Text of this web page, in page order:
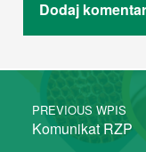
Post navigation
PREVIOUS WPIS
Komunikat RZP